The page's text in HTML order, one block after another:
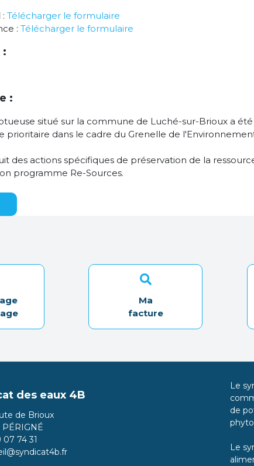
Télécharger le formulaire
: Télécharger le formulaire
:
:
situé sur la commune de Luché-sur-Brioux a été
prioritaire dans le cadre du Grenelle de
des actions spécifiques de préservation de la
programme Re-Sources.
Ma
facture
des eaux 4B
de Brioux
PÉRIGNÉ
07 74 31
Le
de
Le